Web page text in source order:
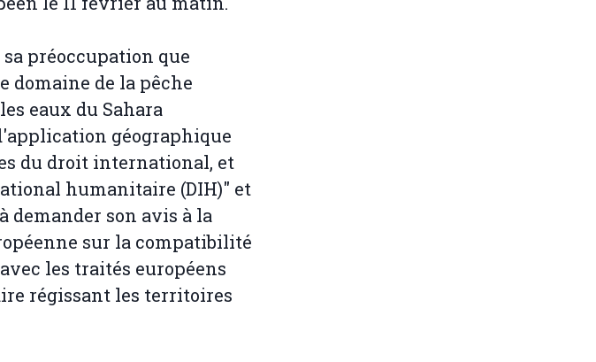
préoccupation que
domaine de la pêche
eaux du Sahara
géographique
du droit international, et
humanitaire (DIH)" et
demander son avis à la
sur la compatibilité
les traités européens
régissant les territoires